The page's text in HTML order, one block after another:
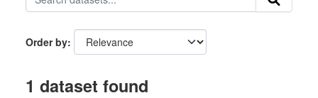
Order by
1 dataset found